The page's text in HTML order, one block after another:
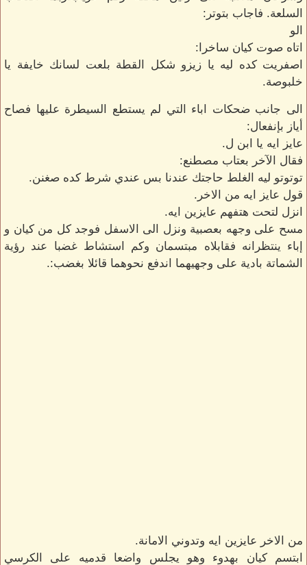
السلعة. فاجاب بتوتر:
الو
اتاه صوت كيان ساخرا:
اصفريت كده ليه يا زيزو شكل القطة بلعت لسانك خايفة يا
خلبوصة.
الى جانب ضحكات اباء التي لم يستطع السيطرة عليها فصاح
أياز بإنفعال:
عايز ايه يا ابن ل.
فقال الآخر بعتاب مصطنع:
توتوتو ليه الغلط حاجتك عندنا بس عندي شرط كده صغنن.
قول عايز ايه من الاخر.
انزل لتحت هتفهم عايزين ايه.
مسح على وجهه بعصبية ونزل الى الاسفل فوجد كل من كيان و
إباء ينتظرانه فقابلاه مبتسمان وكم استشاط غضبا عند رؤية
الشماتة بادية على وجهيهما اندفع نحوهما قائلا بغضب:.
من الاخر عايزين ايه وتدوني الامانة.
ابتسم كيان بهدوء وهو يجلس واضعا قدميه على الكرسي